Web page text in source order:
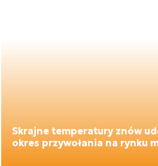
Skrajne temperatury znów
okres przywołania na rynku